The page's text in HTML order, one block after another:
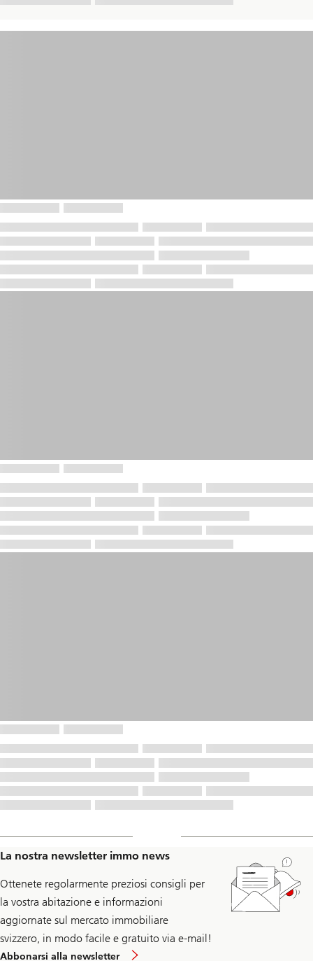
La nostra newsletter immo news
Ottenete regolarmente preziosi consigli per
la vostra abitazione e informazioni
aggiornate sul mercato immobiliare
svizzero, in modo facile e gratuito via e-mail!
Abbonarsi alla newsletter